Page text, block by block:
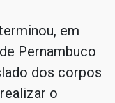
em
Pernambuco
dos corpos
o